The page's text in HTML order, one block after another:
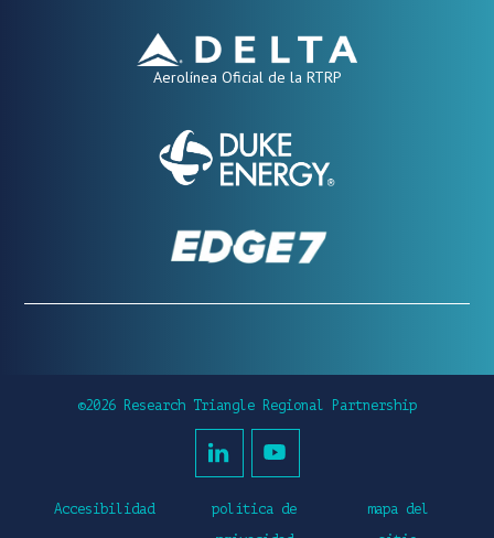
Aerolínea Oficial de la RTRP
©2026 Research Triangle Regional Partnership
Accesibilidad
política de
mapa del